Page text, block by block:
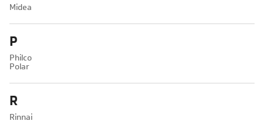
Midea
P
Philco
Polar
R
Rinnai